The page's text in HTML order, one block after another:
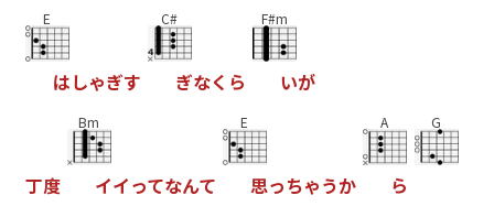
E
はしゃぎす
C#
ぎなく ら
F#m
いが
丁度
Bm
イイってなんて
E
思っちゃうか
A
ら
G